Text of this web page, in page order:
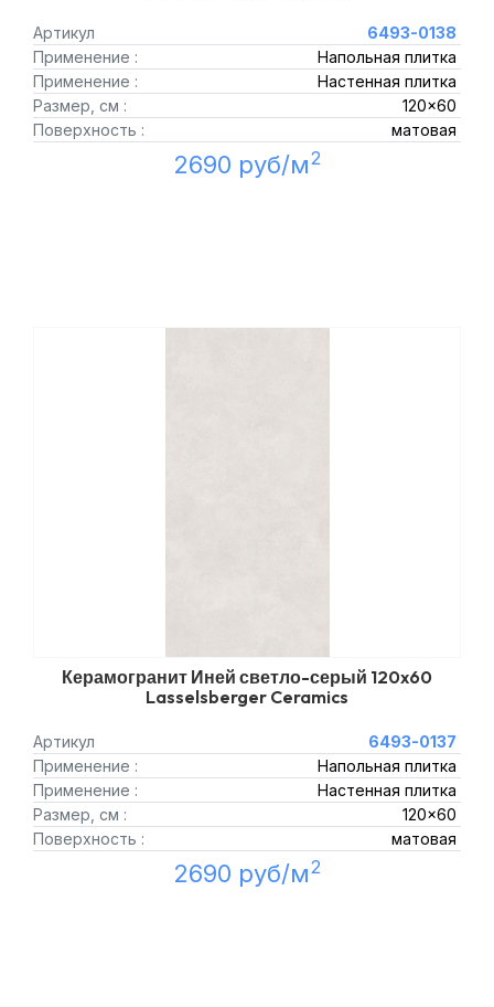
Артикул
6493-0138
Применение :
Напольная плитка
Применение :
Настенная плитка
Размер, см :
120x60
Поверхность :
матовая
2690 руб/м2
Керамогранит Иней светло-серый 120x60
Lasselsberger Ceramics
Артикул
6493-0137
Применение :
Напольная плитка
Применение :
Настенная плитка
Размер, см :
120x60
Поверхность :
матовая
2690 руб/м2